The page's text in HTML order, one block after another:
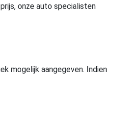
onze auto specialisten
mogelijk aangegeven. Indien